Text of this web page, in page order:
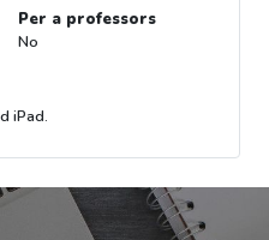
Per a professors
No
iPad.